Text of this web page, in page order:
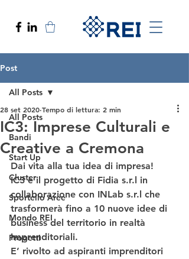
Post
All Posts
Bandi
Start Up
Cluster
Sportello Aree
Mondo REI
Progetti
All Posts
IC3: Imprese Culturali e
Creative a Cremona
28 set 2020 Tempo di lettura: 2 min
Dai vita alla tua idea di impresa!
IC3 è il progetto di Fidia s.r.l in
collaborazione con INLab s.r.l che
trasformerà fino a 10 nuove idee di
business del territorio in realtà
imprenditoriali.
E’ rivolto ad aspiranti imprenditori